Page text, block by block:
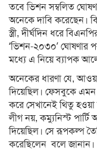
তবে ভিশন সম্বলিত
অনেকে দাবি করেছেন।
স্ত্রী, দীর্ঘদিন ধরে
‘ভিশন-২০৩০’ ঘোষণার
মধ্যে এ নিয়ে ব্যাপক
অনেকের ধারণা যে,
দিয়েছিল। ফেসবুকে
করে সেখানেই থিতু
লীগ নয়, কম্যুনিস্ট
দিয়েছিল। সে রূপকল্প
করেছিলেন বলে জানান।